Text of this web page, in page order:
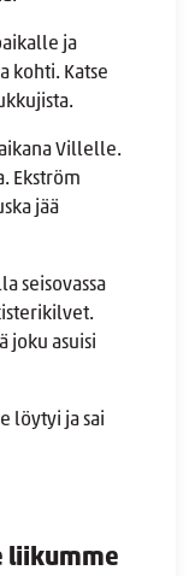
ja
kohti. Katse
Villelle.
Ekström
jää
seisovassa
joku asuisi
löytyi ja sai
liikumme